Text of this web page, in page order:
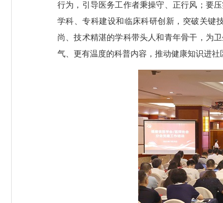
行为，引导医务工作者秉操守、正行风；要
学科、专科建设和临床科研创新，突破关键
尚、技术精湛的学科带头人和青年骨干，为
气、更有温度的科普内容，推动健康知识进